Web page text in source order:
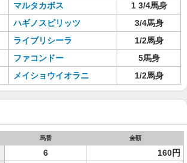
マルタカボス
1 3/4馬身
ハギノスピリッツ
3/4馬身
ライブリシーラ
1/2馬身
ファコンドー
5馬身
メイショウイオラニ 1/2馬身
馬番 金額
6 160円